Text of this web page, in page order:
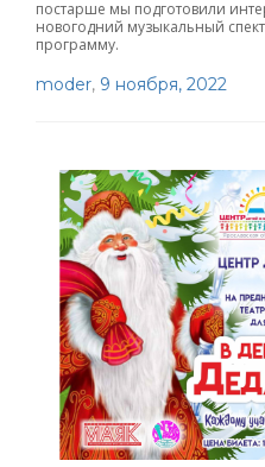
постарше мы подготовили
новогодний музыкальный
программу.
moder, 9 ноября, 2022